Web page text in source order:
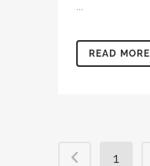
...
READ MORE
1